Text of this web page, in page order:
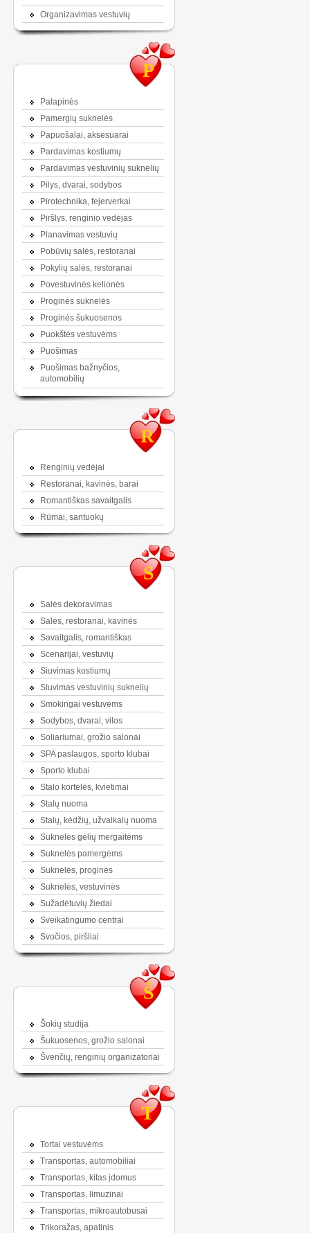
Organizavimas vestuvių
P
Palapinės
Pamergių suknelės
Papuošalai, aksesuarai
Pardavimas kostiumų
Pardavimas vestuvinių suknelių
Pilys, dvarai, sodybos
Pirotechnika, fejerverkai
Piršlys, renginio vedėjas
Planavimas vestuvių
Pobūvių salės, restoranai
Pokylių salės, restoranai
Povestuvinės kelionės
Proginės suknelės
Proginės šukuosenos
Puokštės vestuvėms
Puošimas
Puošimas bažnyčios,
automobilių
R
Renginių vedėjai
Restoranai, kavinės, barai
Romantiškas savaitgalis
Rūmai, santuokų
S
Salės dekoravimas
Salės, restoranai, kavinės
Savaitgalis, romantiškas
Scenarijai, vestuvių
Siuvimas kostiumų
Siuvimas vestuvinių suknelių
Smokingai vestuvėms
Sodybos, dvarai, vilos
Soliariumai, grožio salonai
SPA paslaugos, sporto klubai
Sporto klubai
Stalo kortelės, kvietimai
Stalų nuoma
Stalų, kėdžių, užvalkalų nuoma
Suknelės gėlių mergaitėms
Suknelės pamergėms
Suknelės, proginės
Suknelės, vestuvinės
Sužadėtuvių žiedai
Sveikatingumo centrai
Svočios, piršliai
Š
Šokių studija
Šukuosenos, grožio salonai
Švenčių, renginių organizatoriai
T
Tortai vestuvėms
Transportas, automobiliai
Transportas, kitas įdomus
Transportas, limuzinai
Transportas, mikroautobusai
Trikoražas, apatinis